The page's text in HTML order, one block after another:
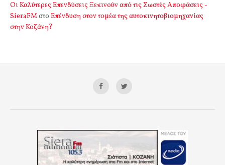
Οι Καλύτερες Επενδύσεις Ξεκινούν από τις Σωστές Αποφάσεις -
SieraFMστο Επένδυση στον τομέα της αυτοκινητοβιομηχανίας
στην Κοζάνη?